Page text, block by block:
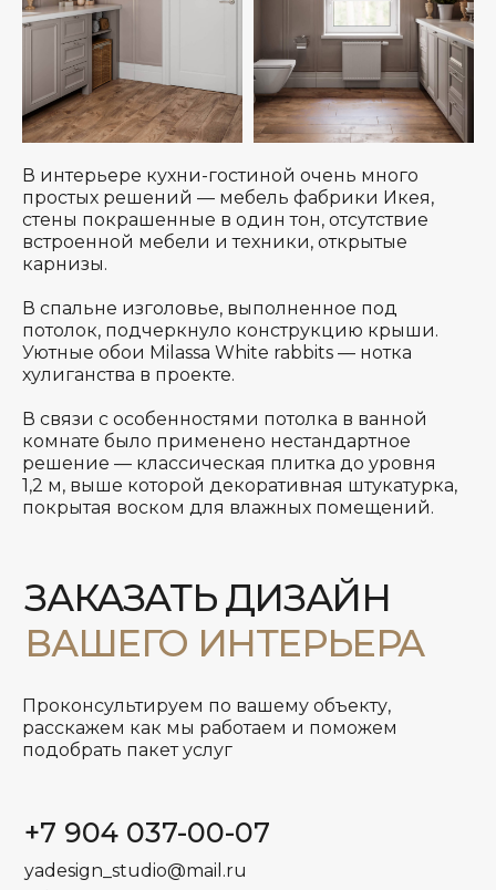
В интерьере кухни-гостиной очень много
простых решений — мебель фабрики Икея,
стены покрашенные в один тон, отсутствие
встроенной мебели и техники, открытые
карнизы.
В спальне изголовье, выполненное под
потолок, подчеркнуло конструкцию крыши.
Уютные обои Milassa White rabbits — нотка
хулиганства в проекте.
В связи с особенностями потолка в ванной
комнате было применено нестандартное
решение — классическая плитка до уровня
1,2 м, выше которой декоративная штукатурка,
покрытая воском для влажных помещений.
+7 904 037-00-07
Проконсультируем по вашему объекту,
расскажем как мы работаем и поможем
подобрать пакет услуг
yadesign_studio@mail.ru